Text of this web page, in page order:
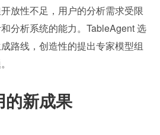
放性不足，用户的分析需求受限
分析系统的能力。TableAgent 选
路线，创造性的提出专家模型组
的新成果